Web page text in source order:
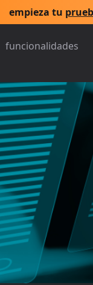
empieza tu
funcionalidades